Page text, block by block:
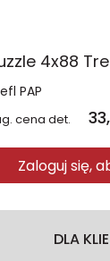
PAP
cena det.
Zaloguj się,
DLA